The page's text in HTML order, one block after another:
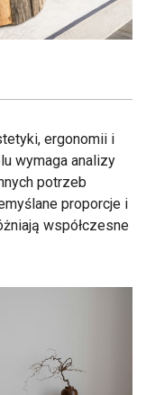
ergonomii i
wymaga analizy
potrzeb
proporcje i
współczesne